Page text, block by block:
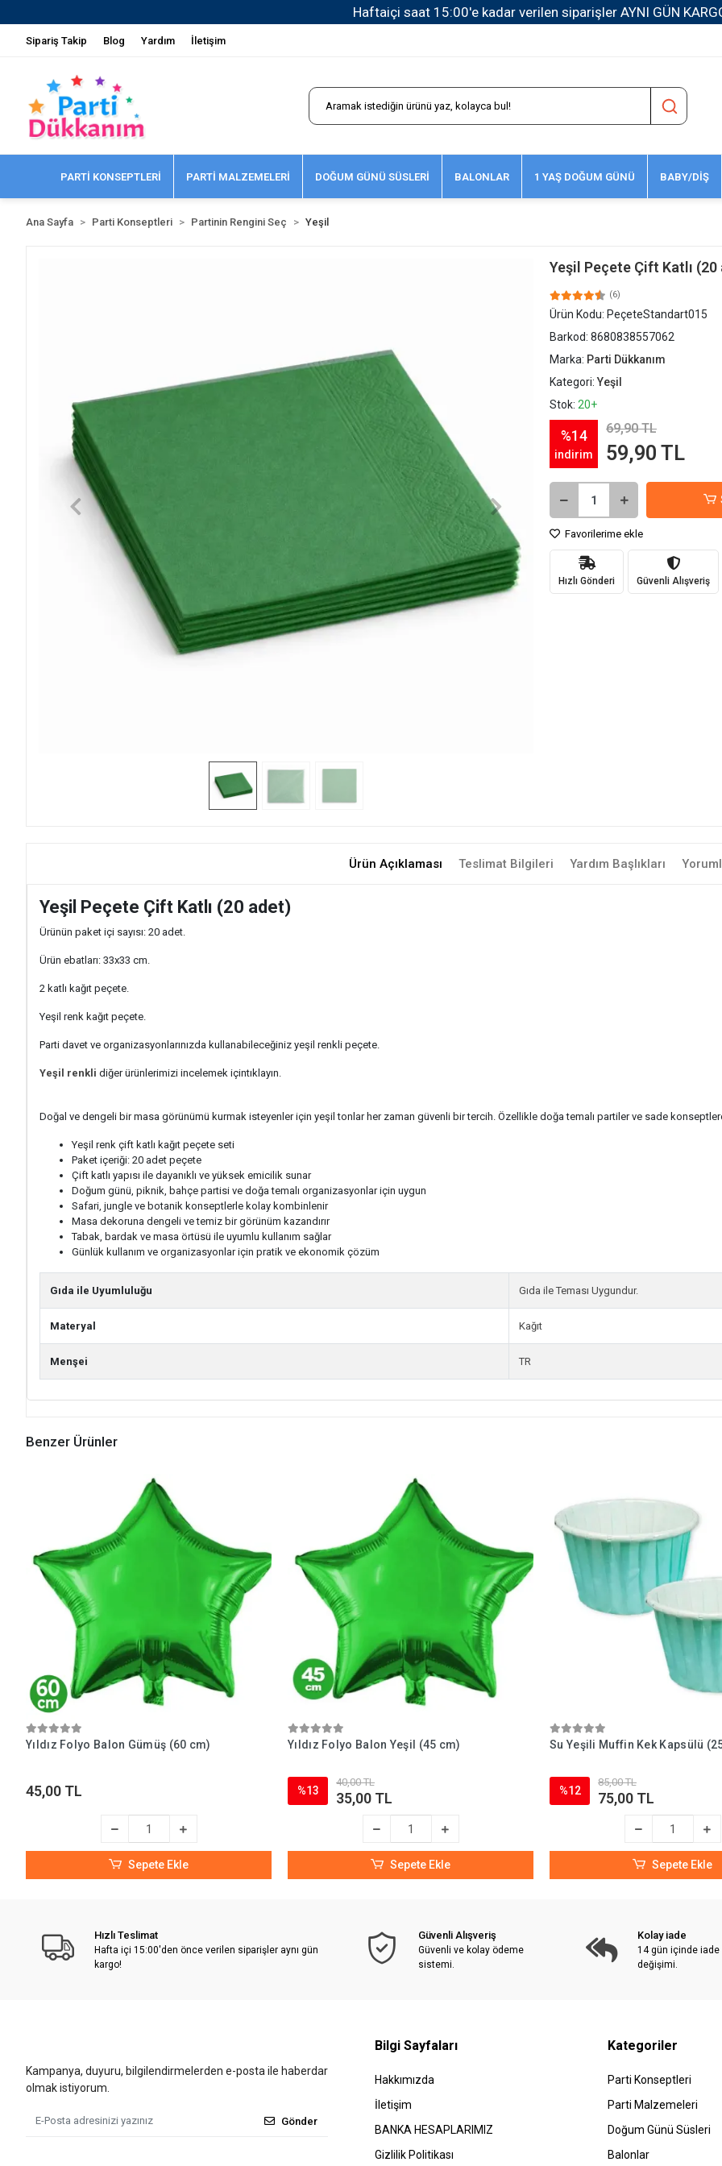
1500 TL
Sipariş Takip Blog Yardım İletişim
PARTİ KONSEPTLERİ PARTİ MALZEMELERİ DOĞUM GÜNÜ SÜSLERİ BALONLAR 1 YAŞ DOĞUM GÜNÜ BABY/DİŞ
Ana Sayfa Parti Konseptleri Partinin Rengini Seç Yeşil
Yeşil Peçete Çift Katlı (20
(6)
Ürün Kodu: PeçeteStandart015
Barkod: 8680838557062
Marka: Parti Dükkanım
Kategori:Yeşil
Stok: 20+
%14
indirim
69,90 TL
59,90 TL
Favorilerime ekle
Hızlı Gönderi Güvenli Alışveriş
Ürün Açıklaması Teslimat Bilgileri Yardım Başlıkları
Yeşil Peçete Çift Katlı (20 adet)
Ürünün paket içi sayısı: 20 adet.
Ürün ebatları: 33x33 cm.
2 katlı kağıt peçete.
Yeşil renk kağıt peçete.
Parti davet ve organizasyonlarınızda kullanabileceğiniz yeşil renkli peçete.
Yeşil renkli diğer ürünlerimizi incelemek içintıklayın.
Doğal ve dengeli bir masa görünümü kurmak isteyenler için yeşil tonlar her zaman güvenli bir tercih. Özellikle doğa temalı partiler ve sade
Yeşil renk çift katlı kağıt peçete seti
Paket içeriği: 20 adet peçete
Çift katlı yapısı ile dayanıklı ve yüksek emicilik sunar
Doğum günü, piknik, bahçe partisi ve doğa temalı organizasyonlar için uygun
Safari, jungle ve botanik konseptlerle kolay kombinlenir
Masa dekoruna dengeli ve temiz bir görünüm kazandırır
Tabak, bardak ve masa örtüsü ile uyumlu kullanım sağlar
Günlük kullanım ve organizasyonlar için pratik ve ekonomik çözüm
Gıda ile Uyumluluğu Gıda ile Teması Uygundur.
Materyal Kağıt
Menşei TR
Benzer Ürünler
Yıldız Folyo Balon Gümüş (60 cm)
45,00 TL
Sepete Ekle
Yıldız Folyo Balon Yeşil (45 cm)
%13
40,00 TL
35,00 TL
Sepete Ekle
Su Yeşili Muffin Kek Kapsülü
%12
85,00 TL
75,00 TL
Sepete Ekle
Hızlı Teslimat
Hafta içi 15:00'den önce verilen siparişler aynı gün
kargo!
Güvenli Alışveriş
Güvenli ve kolay ödeme
sistemi.
Kolay iade
14 gün içinde iade
değişimi.
Kampanya, duyuru, bilgilendirmelerden e-posta ile haberdar
olmak istiyorum.
Gönder
Bilgi Sayfaları
Hakkımızda
İletişim
BANKA HESAPLARIMIZ
Gizlilik Politikası
Kategoriler
Parti Konseptleri
Parti Malzemeleri
Doğum Günü Süsleri
Balonlar